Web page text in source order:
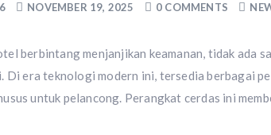
NOVEMBER 19, 2025 0 COMMENTS
berbintang menjanjikan keamanan, tidak ada
Di era teknologi modern ini, tersedia berbagai
untuk pelancong. Perangkat cerdas ini